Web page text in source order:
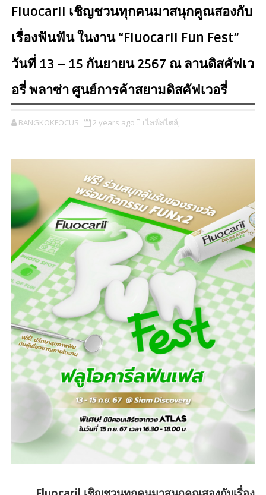
Fluocaril เชิญชวนทุกคนมาสนุกคูณสองกับ
เรื่องฟันฟัน ในงาน “Fluocaril Fun Fest”
วันที่ 13 – 15 กันยายน 2567 ณ ลานดิสคัฟเว
อรี่ พลาซ่า ศูนย์การค้าสยามดิสคัฟเวอรี่
BANGKOKFOCUS 2 years ago ไลฟ์สไตล์,